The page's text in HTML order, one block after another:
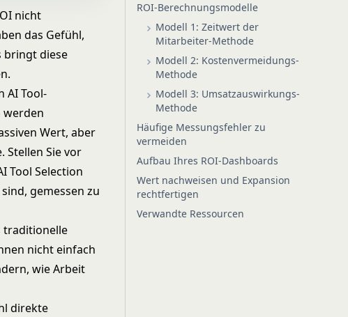
nicht
das Gefühl,
bringt diese
AI Tool-
Wert, aber
Stellen Sie vor
Tool Selection
gemessen zu
traditionelle
nicht einfach
wie Arbeit
direkte
ROI-Berechnungsmodelle
Modell 1: Zeitwert der
Mitarbeiter-Methode
Modell 2: Kostenvermeidungs-
Methode
Modell 3: Umsatzauswirkungs-
Methode
Häufige Messungsfehler zu
vermeiden
Aufbau Ihres ROI-Dashboards
Wert nachweisen und Expansion
rechtfertigen
Verwandte Ressourcen